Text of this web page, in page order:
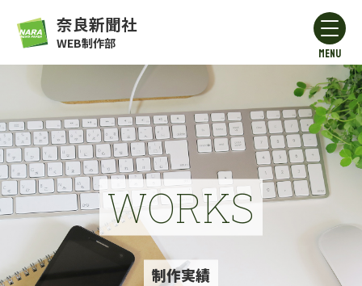
奈良新聞社
WEB制作部
MENU
WORKS
制作実績